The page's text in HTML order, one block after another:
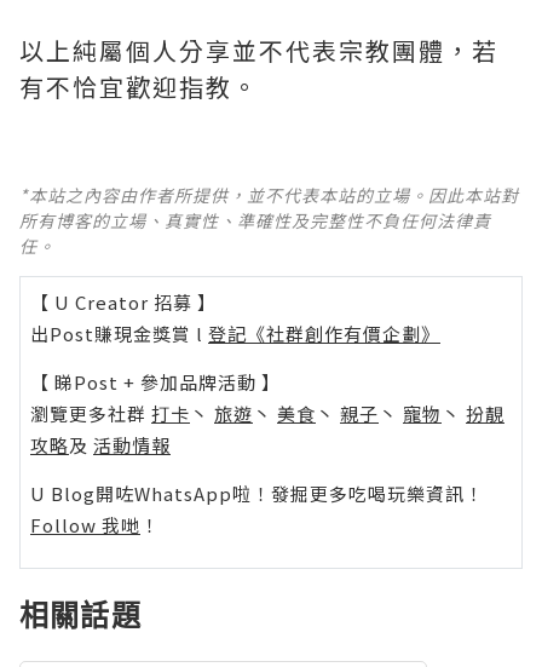
以上純屬個人分享並不代表宗教團體，若
有不恰宜歡迎指教。
*本站之內容由作者所提供，並不代表本站的立場。因此本站對
所有博客的立場、真實性、準確性及完整性不負任何法律責
任。
【 U Creator 招募 】
出Post賺現金獎賞 l 登記《社群創作有價企劃》
【 睇Post + 參加品牌活動 】
瀏覽更多社群 打卡 丶 旅遊 丶 美食 丶 親子 丶 寵物 丶 扮靚
攻略及 活動情報
U Blog開咗WhatsApp啦！發掘更多吃喝玩樂資訊！
Follow 我哋 ！
相關話題